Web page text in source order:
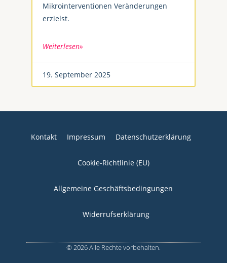
Mikrointerventionen Veränderungen
erzielst.
Weiterlesen»
19. September 2025
Kontakt Impressum Datenschutzerklärung
Cookie-Richtlinie (EU)
Allgemeine Geschäftsbedingungen
Widerrufserklärung
© 2026 Alle Rechte vorbehalten.